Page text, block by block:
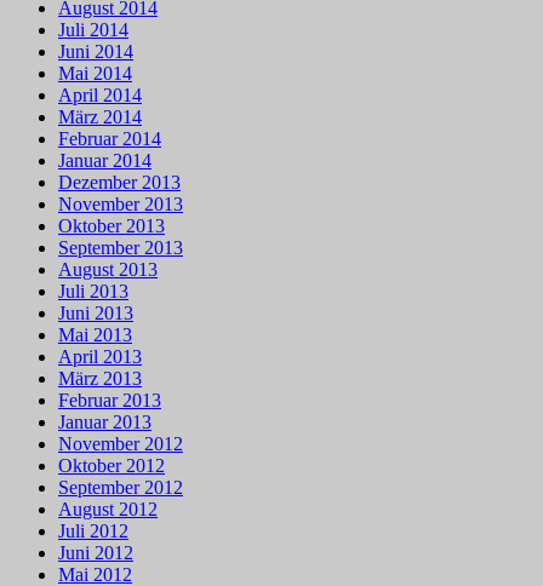
August 2014
Juli 2014
Juni 2014
Mai 2014
April 2014
März 2014
Februar 2014
Januar 2014
Dezember 2013
November 2013
Oktober 2013
September 2013
August 2013
Juli 2013
Juni 2013
Mai 2013
April 2013
März 2013
Februar 2013
Januar 2013
November 2012
Oktober 2012
September 2012
August 2012
Juli 2012
Juni 2012
Mai 2012